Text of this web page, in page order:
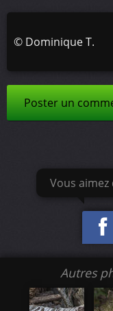
© Dominique T.
Poster un
Vous
Autres